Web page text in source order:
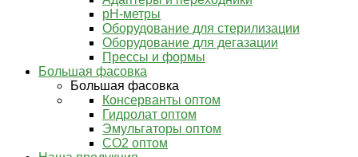
pH-метры
Оборудование для стерилизации
Оборудование для дегазации
Прессы и формы
Большая фасовка
Большая фасовка
Консерванты оптом
Гидролат оптом
Эмульгаторы оптом
СО2 оптом